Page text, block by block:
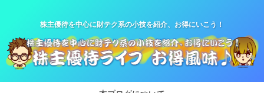
株主優待を中心に財テク系の小技を紹介、お得にいこう！